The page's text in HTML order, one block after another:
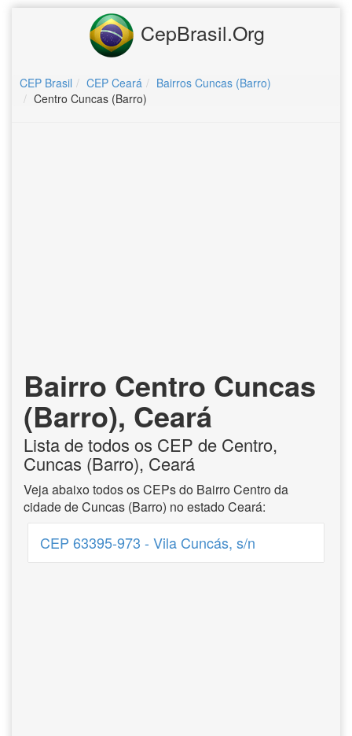
CepBrasil.Org
CEP Brasil CEP Ceará
Bairros Cuncas (Barro)
Centro Cuncas (Barro)
Bairro Centro Cuncas
(Barro), Ceará
Lista de todos os CEP de Centro,
Cuncas (Barro), Ceará
Veja abaixo todos os CEPs do Bairro Centro da
cidade de Cuncas (Barro) no estado Ceará:
CEP 63395-973 - Vila Cuncás, s/n